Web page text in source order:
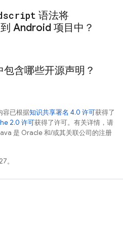
语法将
Android 项目中？
含哪些开源声明？
容已根据知识共享署名 4.0 许可获得了
2.0 许可获得了许可。有关详情，请
是 Oracle 和/或其关联公司的注册
。